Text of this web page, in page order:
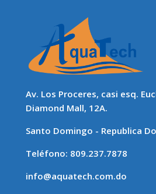
Av. Los Proceres, casi esq.
Diamond Mall, 12A.
Santo Domingo - Republica
Teléfono: 809.237.7878
info@aquatech.com.do